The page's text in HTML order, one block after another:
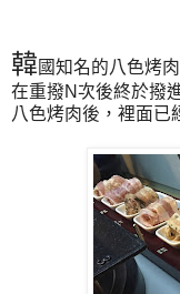
韓 國知名的八色烤
在重撥N次後終於撥
八色烤肉後，裡面已